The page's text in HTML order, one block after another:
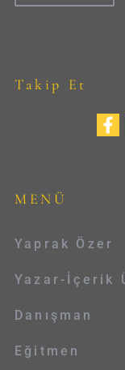
Takip Et
MENÜ
Yaprak Özer
Yazar-İçerik
Danışman
Eğitmen